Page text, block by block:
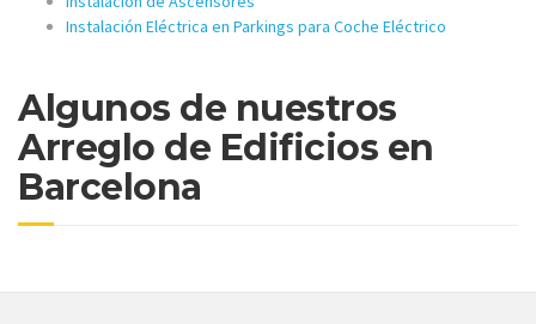
Instalación Eléctrica en Parkings para Coche Eléctrico
Algunos de nuestros
Arreglo de Edificios en
Barcelona